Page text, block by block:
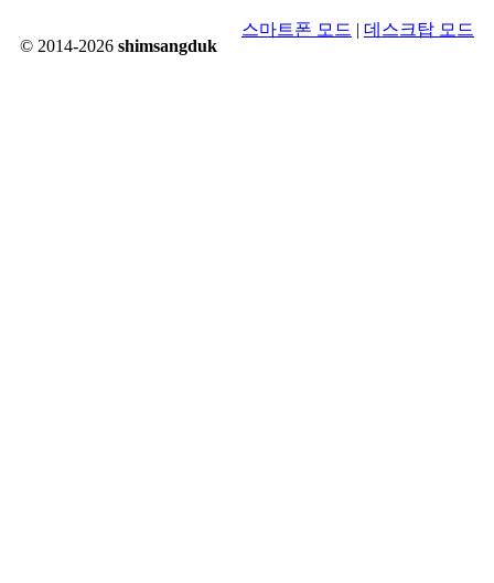
© 2014-2026 shimsangduk
스마트폰 모드 | 데스크탑 모드